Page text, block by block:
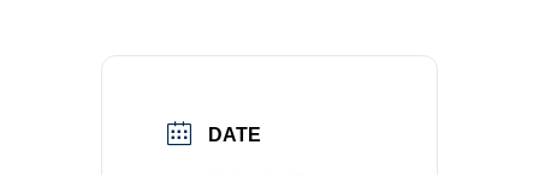
DATE